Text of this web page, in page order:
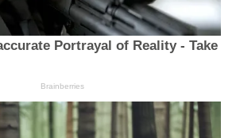
Portrayal of Reality - Take
Brainberries